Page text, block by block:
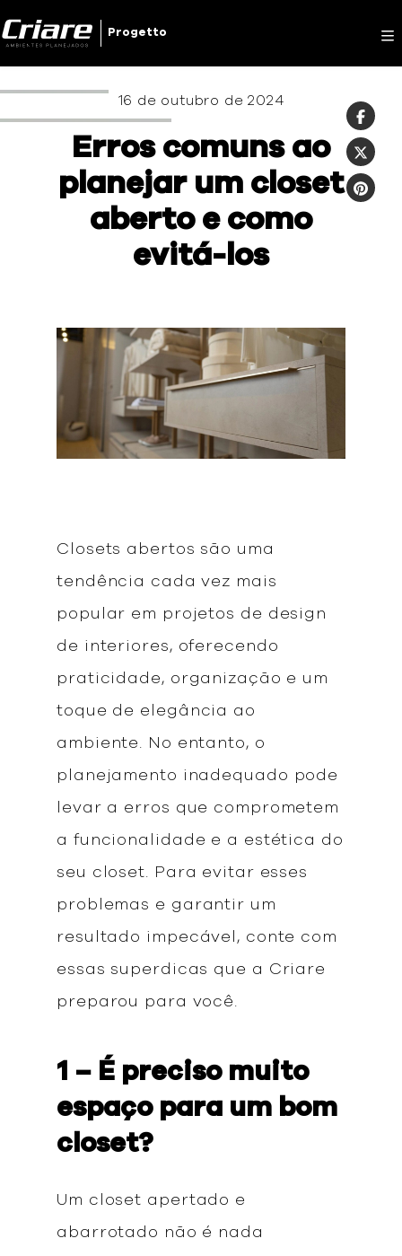
Criare
Progetto
16 de outubro de 2024
Erros comuns ao
planejar um closet
aberto e como
evitá-los
Closets abertos são uma
tendência cada vez mais
popular em projetos de design
de interiores, oferecendo
praticidade, organização e um
toque de elegância ao
ambiente. No entanto, o
planejamento inadequado pode
levar a erros que comprometem
a funcionalidade e a estética do
seu closet. Para evitar esses
problemas e garantir um
resultado impecável, conte com
essas superdicas que a Criare
preparou para você.
1 – É preciso muito
espaço para um bom
closet?
Um closet apertado e
abarrotado não é nada